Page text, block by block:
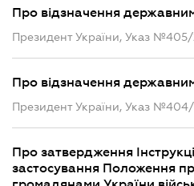
Про відзначення
Президент України, Указ №405/
Про відзначення
Президент України, Указ №404/
Про затвердження
застосування Положення